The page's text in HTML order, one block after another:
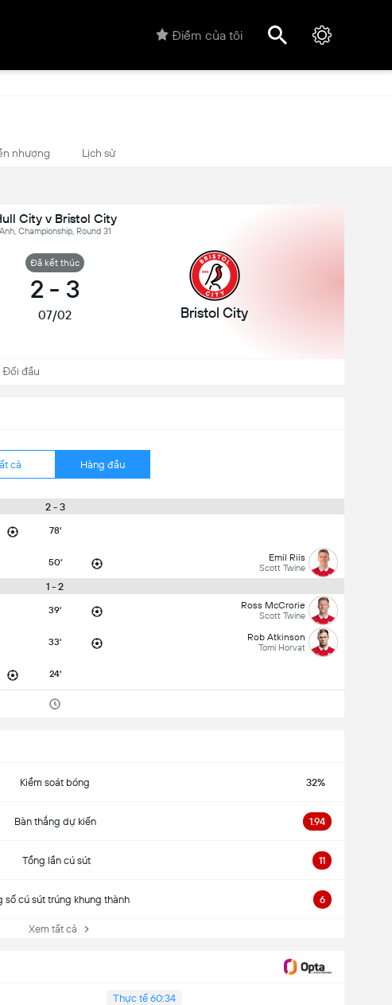
Điểm của tôi
nhượng Lịch sử
City v Bristol City
Anh, Championship, Round 31
Đã kết thúc
2 - 3
07/02 Bristol City
Đối đầu
cả Hàng đầu
2 - 3
78'
50' Emil Riis
Scott Twine
1 - 2
39' Ross McCrorie
Scott Twine
33' Rob Atkinson
Tomi Horvat
24'
Kiểm soát bóng 32%
Bàn thắng dự kiến 1.94
Tổng lần cú sút 11
số cú sút trúng khung thành 6
Xem tất cả
Thực tế 60:34